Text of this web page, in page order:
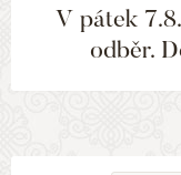
V pátek
odběr.